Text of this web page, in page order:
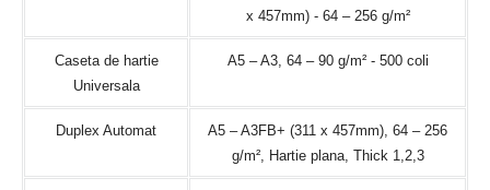
x 457mm) - 64 – 256 g/m²
Caseta de hartie
Universala
A5 – A3, 64 – 90 g/m² - 500 coli
Duplex Automat
A5 – A3FB+ (311 x 457mm), 64 – 256
g/m², Hartie plana, Thick 1,2,3